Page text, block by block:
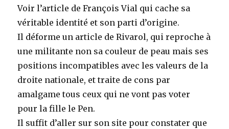
Voir l’article de François Vial qui cache sa
véritable identité et son parti d’origine.
Il déforme un article de Rivarol, qui reproche à
une militante non sa couleur de peau mais ses
positions incompatibles avec les valeurs de la
droite nationale, et traite de cons par
amalgame tous ceux qui ne vont pas voter
pour la fille le Pen.
Il suffit d’aller sur son site pour constater que